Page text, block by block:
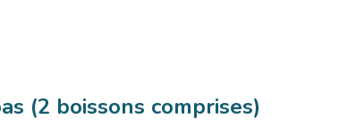
(2 boissons comprises)